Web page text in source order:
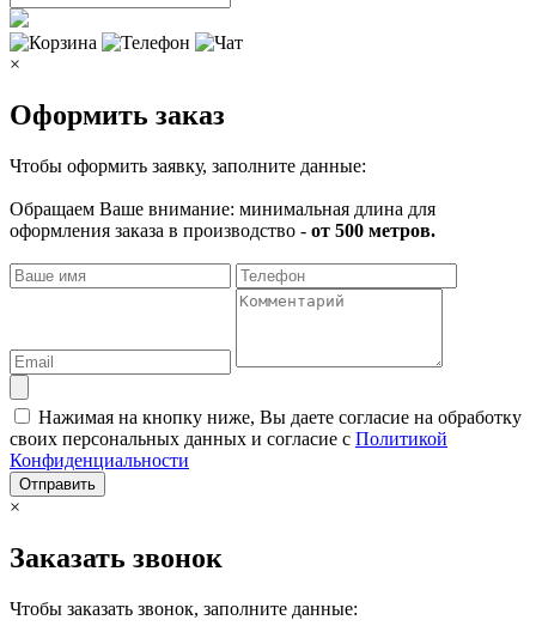
×
Оформить заказ
Чтобы оформить заявку, заполните данные:
Обращаем Ваше внимание: минимальная длина для
оформления заказа в производство - от 500 метров.
Нажимая на кнопку ниже, Вы даете согласие на обработку
своих персональных данных и согласие с Политикой
Конфиденциальности
Отправить
×
Заказать звонок
Чтобы заказать звонок, заполните данные: